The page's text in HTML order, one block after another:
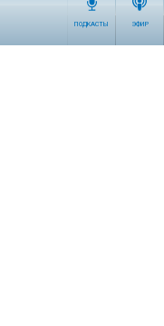
ПОДКАСТЫ ЭФИР